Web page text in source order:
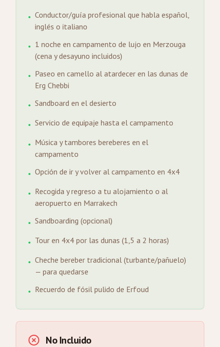
• Conductor/guía profesional que habla español,
inglés o italiano
• 1 noche en campamento de lujo en Merzouga
(cena y desayuno incluidos)
• Paseo en camello al atardecer en las dunas de
Erg Chebbi
• Sandboard en el desierto
• Servicio de equipaje hasta el campamento
• Música y tambores bereberes en el
campamento
• Opción de ir y volver al campamento en 4x4
• Recogida y regreso a tu alojamiento o al
aeropuerto en Marrakech
• Sandboarding (opcional)
• Tour en 4x4 por las dunas (1,5 a 2 horas)
• Cheche bereber tradicional (turbante/pañuelo)
— para quedarse
• Recuerdo de fósil pulido de Erfoud
No Incluido